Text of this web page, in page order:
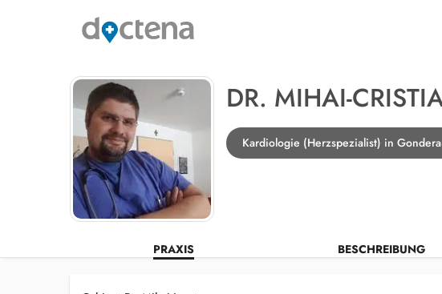
DR. MIHAI-
Kardiologie (Herzspezialist) in
PRAXIS BESCHREIBUNG